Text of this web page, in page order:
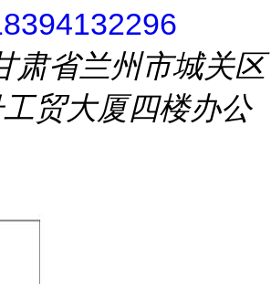
肃省兰州市城关区
贸大厦四楼办公